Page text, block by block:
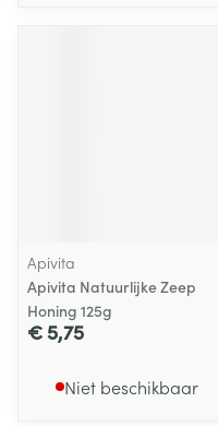
Apivita
Apivita Natuurlijke Zeep
Honing 125g
€ 5,75
Niet beschikbaar